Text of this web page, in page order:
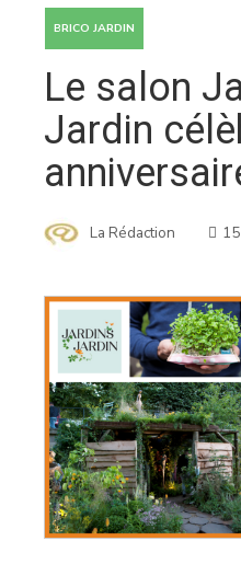
BRICO JARDIN
Le salon
Jardin
La Rédaction